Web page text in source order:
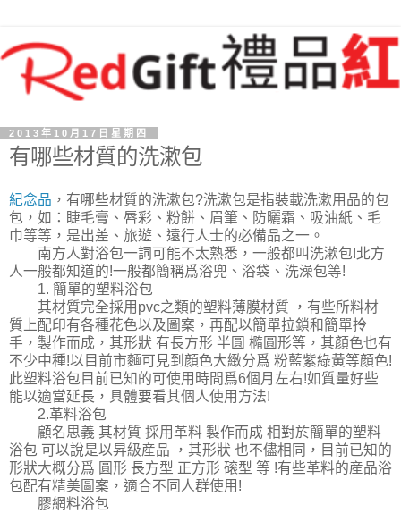
2013年10月17日星期四
有哪些材質的洗漱包
紀念品 ，有哪些材質的洗漱包?洗漱包是指裝載洗漱用品的包
包，如：睫毛膏、唇彩、粉餅、眉筆、防曬霜、吸油紙、毛
巾等等，是出差、旅遊、遠行人士的必備品之一。
南方人對浴包一詞可能不太熟悉，一般都叫洗漱包!北方
人一般都知道的!一般都簡稱爲浴兜、浴袋、洗澡包等!
1. 簡單的塑料浴包
其材質完全採用pvc之類的塑料薄膜材質 ，有些所料材
質上配印有各種花色以及圖案，再配以簡單拉鎖和簡單拎
手，製作而成，其形狀 有長方形 半圓 橢圓形等，其顏色也有
不少中種!以目前市麵可見到顏色大緻分爲 粉藍紫綠黃等顏色!
此塑料浴包目前已知的可使用時間爲6個月左右!如質量好些
能以適當延長，具體要看其個人使用方法!
2.革料浴包
顧名思義 其材質 採用革料 製作而成 相對於簡單的塑料
浴包 可以說是以昇級産品 ，其形狀 也不儘相同，目前已知的
形狀大概分爲 圓形 長方型 正方形 磙型 等 !有些革料的産品浴
包配有精美圖案，適合不同人群使用!
膠網料浴包